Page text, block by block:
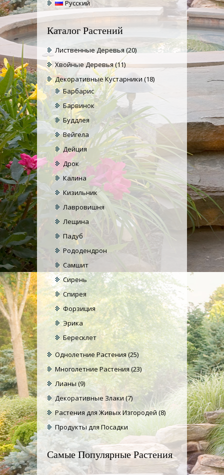
Русский
Каталог Растений
Лиственные Деревья (20)
Хвойные Деревья(11)
Декоративные Кустарники (18)
Барбарис
Барвинок
Буддлея
Вейгела
Дейция
Дрок
Калина
Кизильник
Лавровишня
Лещина
Падуб
Рододендрон
Самшит
Сирень
Спирея
Форзиция
Эрика
Бересклет
Однолетние Растения (25)
Многолетние Растения (23)
Лианы (9)
Декоративные Злаки (7)
Растения для Живых Изгородей (8)
Продукты для Посадки
Самые Популярные Растения